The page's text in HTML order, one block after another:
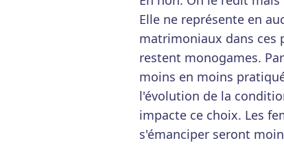
Elle ne représente en
matrimoniaux dans ces
restent monogames.
moins en moins
l'évolution de la
impacte ce choix. Les
s'émanciper seront